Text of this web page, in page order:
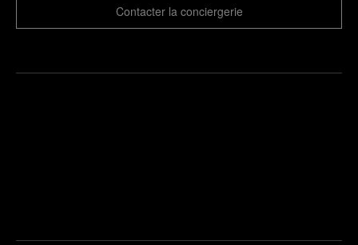
Contacter la conciergerie